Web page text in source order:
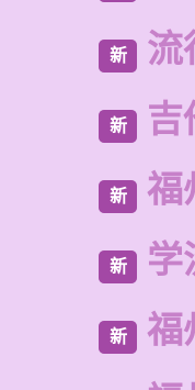
新 流
新 吉
新 福
新 学
新 福